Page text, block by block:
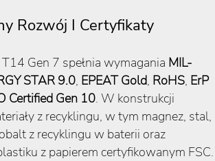
Rozwój I Certyfikaty
Gen 7 spełnia wymagania MIL-
STAR 9.0, EPEAT Gold, RoHS, ErP
Certified Gen 10. W konstrukcji
z recyklingu, w tym magnez, stal,
z recyklingu w baterii oraz
z papierem certyfikowanym FSC.